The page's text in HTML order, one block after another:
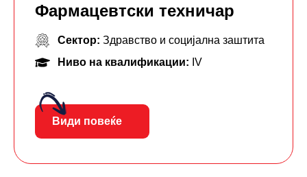
Фармацевтски тeхничар
Сектор: Здравство и социјална заштита
Ниво на квалификации: IV
Види повеќе